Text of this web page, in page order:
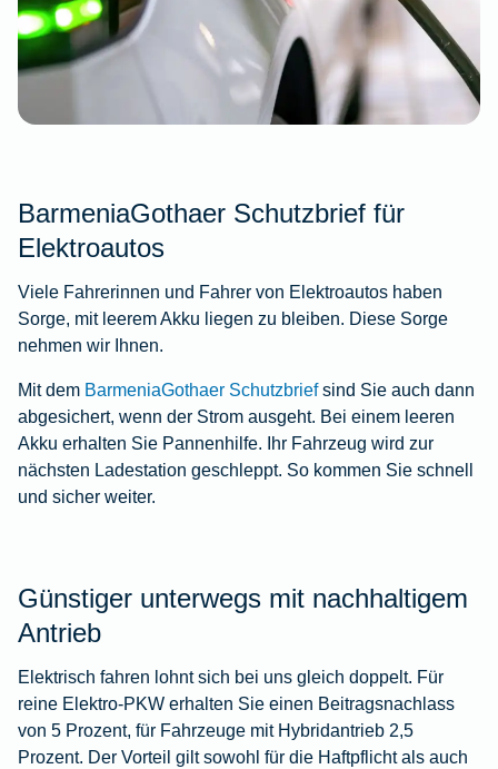
BarmeniaGothaer Schutzbrief für
Elektroautos
Viele Fahrerinnen und Fahrer von Elektroautos haben
Sorge, mit leerem Akku liegen zu bleiben. Diese Sorge
nehmen wir Ihnen.
Mit dem BarmeniaGothaer Schutzbriefsind Sie auch dann
abgesichert, wenn der Strom ausgeht. Bei einem leeren
Akku erhalten Sie Pannenhilfe. Ihr Fahrzeug wird zur
nächsten Ladestation geschleppt. So kommen Sie schnell
und sicher weiter.
Günstiger unterwegs mit nachhaltigem
Antrieb
Elektrisch fahren lohnt sich bei uns gleich doppelt. Für
reine Elektro‑PKW erhalten Sie einen Beitragsnachlass
von 5 Prozent, für Fahrzeuge mit Hybridantrieb 2,5
Prozent. Der Vorteil gilt sowohl für die Haftpflicht als auch